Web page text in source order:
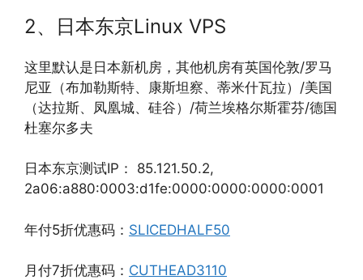
2、日本东京Linux VPS
这里默认是日本新机房，其他机房有英国伦敦/罗马
尼亚（布加勒斯特、康斯坦察、蒂米什瓦拉）/美国
（达拉斯、凤凰城、硅谷）/荷兰埃格尔斯霍芬/德国
杜塞尔多夫
日本东京测试IP： 85.121.50.2,
2a06:a880:0003:d1fe:0000:0000:0000:0001
年付5折优惠码： SLICEDHALF50
月付7折优惠码： CUTHEAD3110